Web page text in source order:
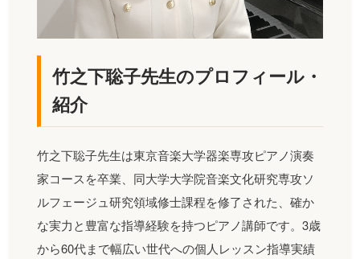
竹之下聡子先生のプロフィール・
紹介
竹之下聡子先生は東京音楽大学器楽専攻ピアノ演奏
家コースを卒業、同大学大学院音楽文化研究専攻ソ
ルフェージュ研究領域修士課程を修了された、確か
な実力と豊富な指導経験を持つピアノ講師です。3歳
から60代まで幅広い世代への個人レッスン指導実績